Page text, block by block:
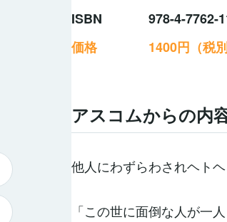
ISBN
978-4-7762-
価格
1400円（税別
アスコムからの内
他人にわずらわされヘトヘ
「この世に面倒な人が一